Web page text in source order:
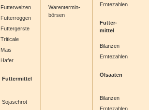
Futterweizen
Futterroggen
Futtergerste
Triticale
Mais
Hafer
Futtermittel
Sojaschrot
Warentermin-
börsen
Erntezahlen
Futter-
mittel
Bilanzen
Erntezahlen
Ölsaaten
Bilanzen
Erntezahlen